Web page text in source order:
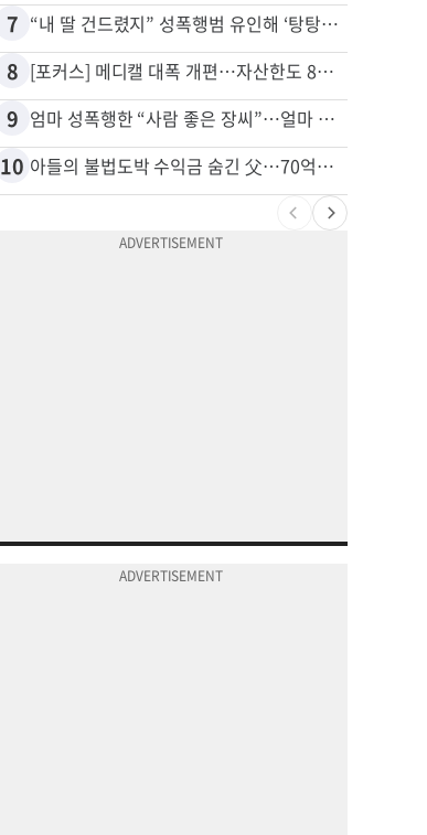
7 “내 딸 건드렸지” 성폭행범 유인해 ‘탕탕’…아빠의 복수 결말
8 [포커스] 메디캘 대폭 개편…자산한도 84% 축소
9 엄마 성폭행한 “사람 좋은 장씨”…얼마 뒤 딸 배도 불러왔다
10 아들의 불법도박 수익금 숨긴 父…70억원 몰수해 국고 귀속